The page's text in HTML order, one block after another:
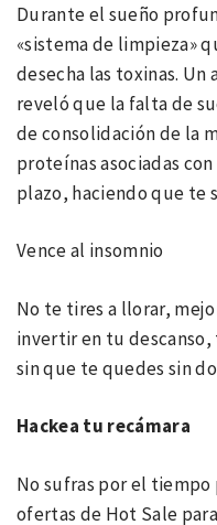
Durante el sueño
«sistema de limpieza»
desecha las toxinas.
reveló que la falta de
de consolidación de la
proteínas asociadas
plazo, haciendo que te
Vence al insomnio
No te tires a llorar,
invertir en tu descanso,
sin que te quedes sin
Hackea tu recámara
No sufras por el
ofertas de Hot Sale